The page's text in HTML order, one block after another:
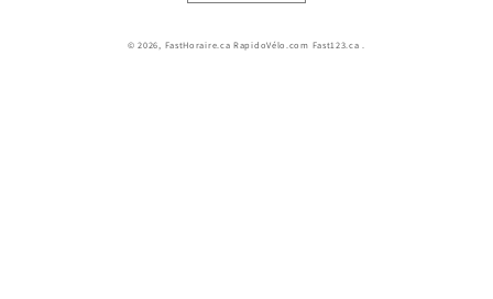
© 2026, FastHoraire.ca RapidoVélo.com Fast123.ca .